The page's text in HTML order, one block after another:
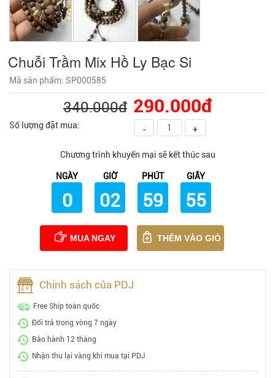
Chuỗi Trầm Mix Hồ Ly Bạc Si
Mã sản phẩm: SP000585
340.000đ 290.000đ
Số lượng đặt mua: - +
Chương trình khuyến mại sẽ kết thúc sau
NGÀY
0
GIỜ
02
PHÚT
59
GIÂY
53
MUA NGAY THÊM VÀO GIỎ
Chính sách của PDJ
Free Ship toàn quốc
Đổi trả trong vòng 7 ngày
Bảo hành 12 tháng
Nhận thu lại vàng khi mua tại PDJ